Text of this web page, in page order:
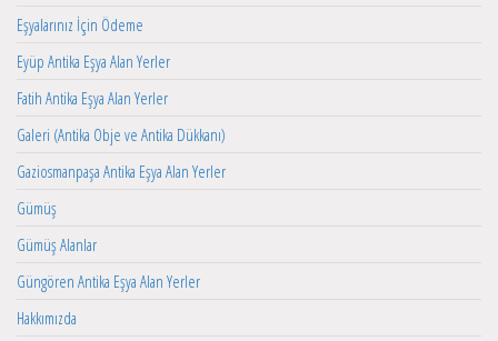
Eşyalarınız İçin Ödeme
Eyüp Antika Eşya Alan Yerler
Fatih Antika Eşya Alan Yerler
Galeri (Antika Obje ve Antika Dükkanı)
Gaziosmanpaşa Antika Eşya Alan Yerler
Gümüş
Gümüş Alanlar
Güngören Antika Eşya Alan Yerler
Hakkımızda